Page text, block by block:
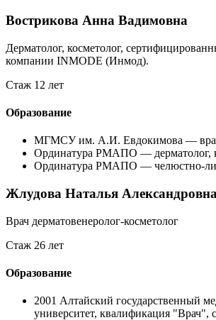
Вострикова Анна Вадимовна
Дерматолог, косметолог,
компании INMODE (Инмод).
Стаж 12 лет
Образование
МГМСУ им. А.И. Евдокимова —
Ординатура РМАПО — дерматолог,
Ординатура РМАПО — челюстно-
Жлудова Наталья Александровна
Врач дерматовенеролог-косметолог
Стаж 26 лет
Образование
2001 Алтайский государственный
университет, квалификация "Врач",